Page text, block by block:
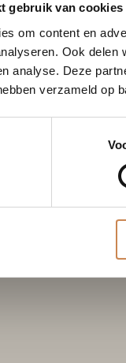
gebruik van cookies
om content en
Ook
analyse. Deze
verzameld op